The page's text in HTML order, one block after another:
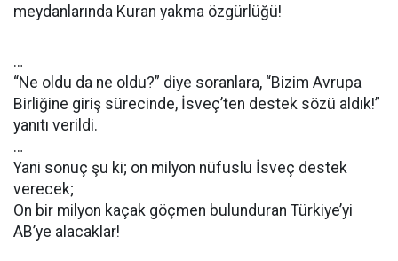
meydanlarında Kuran yakma özgürlüğü!
…
“Ne oldu da ne oldu?” diye soranlara, “Bizim Avrupa
Birliğine giriş sürecinde, İsveç’ten destek sözü aldık!”
yanıtı verildi.
…
Yani sonuç şu ki; on milyon nüfuslu İsveç destek
verecek;
On bir milyon kaçak göçmen bulunduran Türkiye’yi
AB’ye alacaklar!